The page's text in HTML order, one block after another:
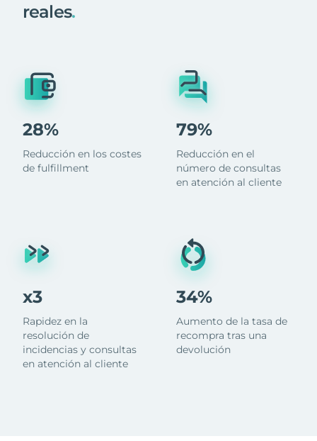
reales.
28%
Reducción en los costes
de fulfillment
x3
Rapidez en la
resolución de
incidencias y consultas
en atención al cliente
79%
Reducción en el
número de consultas
en atención al cliente
34%
Aumento de la tasa de
recompra tras una
devolución